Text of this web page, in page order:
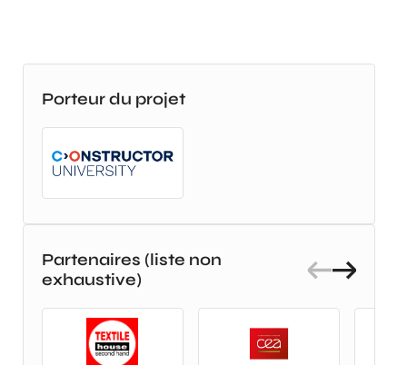
Porteur du projet
Partenaires (liste non
exhaustive)